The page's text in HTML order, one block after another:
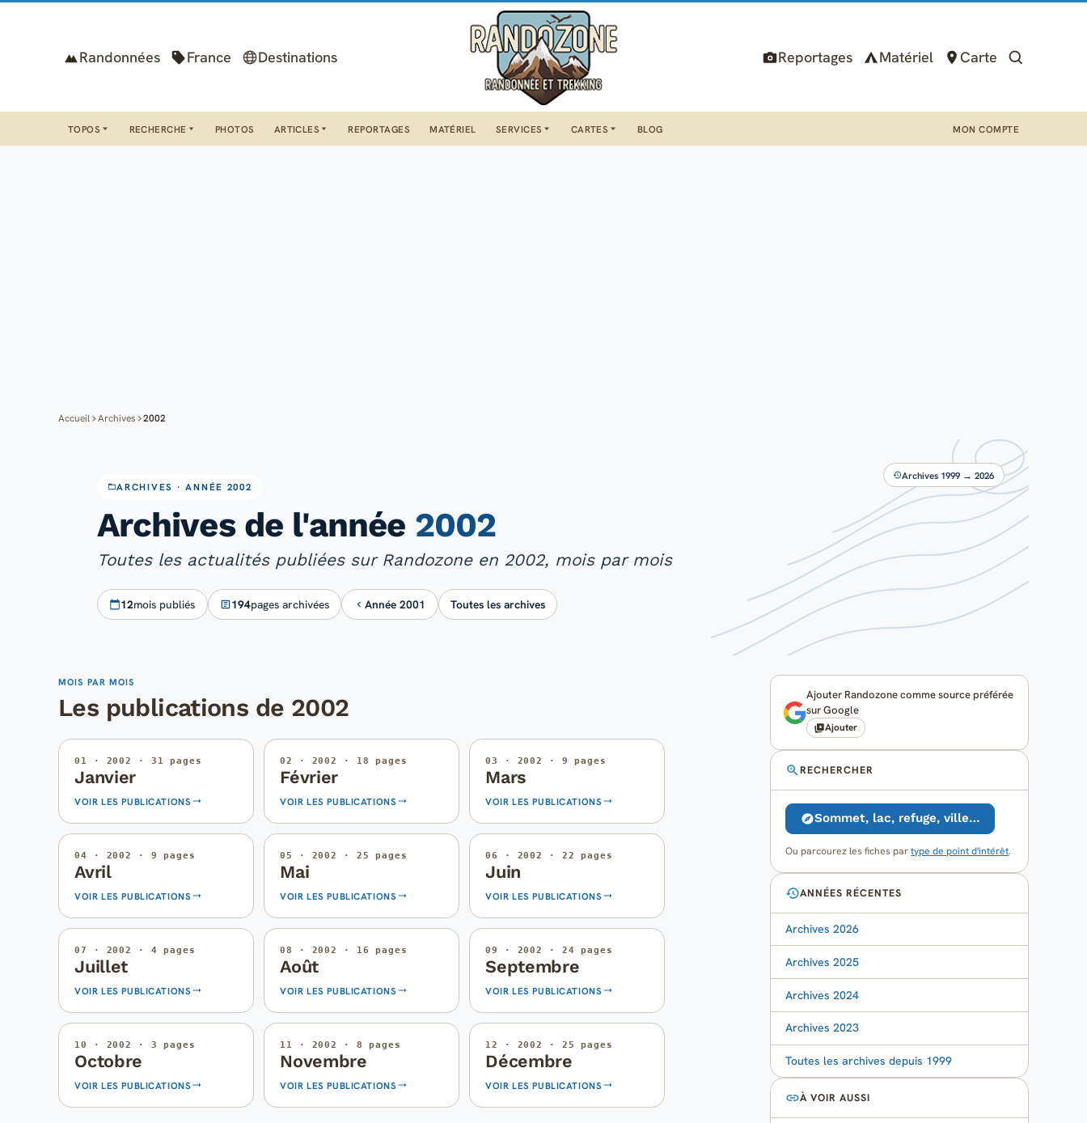
Randonnées France Destinations Reportages Matériel Carte
TOPOS RECHERCHE PHOTOS ARTICLES REPORTAGES MATÉRIEL SERVICES CARTES BLOG MON COMPTE
Accueil Archives 2002
Archives 1999 → 2026
ARCHIVES · ANNÉE 2002
Archives de l'année 2002
Toutes les actualités publiées sur Randozone en 2002, mois par mois
12mois publiés 194pages archivées Année 2001 Toutes les archives
MOIS PAR MOIS
Les publications de 2002
01 · 2002 · 31 pages
Janvier
VOIR LES PUBLICATIONS
02 · 2002 · 18 pages
Février
VOIR LES PUBLICATIONS
03 · 2002 · 9 pages
Mars
VOIR LES PUBLICATIONS
04 · 2002 · 9 pages
Avril
VOIR LES PUBLICATIONS
05 · 2002 · 25 pages
Mai
VOIR LES PUBLICATIONS
06 · 2002 · 22 pages
Juin
VOIR LES PUBLICATIONS
07 · 2002 · 4 pages
Juillet
VOIR LES PUBLICATIONS
08 · 2002 · 16 pages
Août
VOIR LES PUBLICATIONS
09 · 2002 · 24 pages
Septembre
VOIR LES PUBLICATIONS
10 · 2002 · 3 pages
Octobre
VOIR LES PUBLICATIONS
11 · 2002 · 8 pages
Novembre
VOIR LES PUBLICATIONS
12 · 2002 · 25 pages
Décembre
VOIR LES PUBLICATIONS
Ajouter Randozone comme source préférée
sur Google
Ajouter
RECHERCHER
Sommet, lac, refuge, ville…
Ou parcourez les fiches partype de point d'intérêt.
ANNÉES RÉCENTES
Archives 2026
Archives 2025
Archives 2024
Archives 2023
Toutes les archives depuis 1999
À VOIR AUSSI